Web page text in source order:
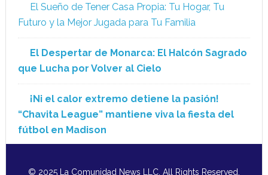
El Sueño de Tener Casa Propia: Tu Hogar, Tu
Futuro y la Mejor Jugada para Tu Familia
El Despertar de Monarca: El Halcón Sagrado
que Lucha por Volver al Cielo
¡Ni el calor extremo detiene la pasión!
“Chavita League” mantiene viva la fiesta del
fútbol en Madison
© 2025 La Comunidad News LLC. All Rights Reserved.